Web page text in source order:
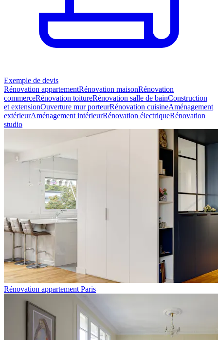
Exemple de devis
Rénovation appartementRénovation maisonRénovation
commerceRénovation toitureRénovation salle de bainConstruction
et extensionOuverture mur porteurRénovation cuisineAménagement
extérieurAménagement intérieurRénovation électriqueRénovation
studio
Rénovation appartement Paris